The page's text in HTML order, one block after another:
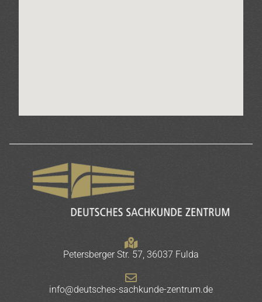
Petersberger Str. 57, 36037 Fulda
info@deutsches-sachkunde-zentrum.de